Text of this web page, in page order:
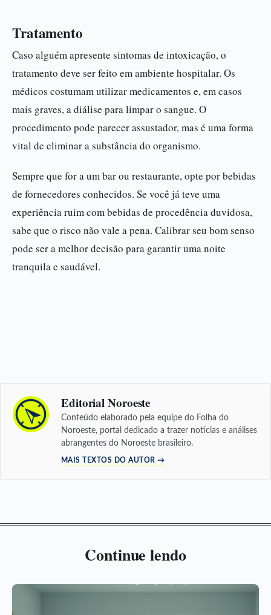
Tratamento
Caso alguém apresente sintomas de intoxicação, o
tratamento deve ser feito em ambiente hospitalar. Os
médicos costumam utilizar medicamentos e, em casos
mais graves, a diálise para limpar o sangue. O
procedimento pode parecer assustador, mas é uma forma
vital de eliminar a substância do organismo.
Sempre que for a um bar ou restaurante, opte por bebidas
de fornecedores conhecidos. Se você já teve uma
experiência ruim com bebidas de procedência duvidosa,
sabe que o risco não vale a pena. Calibrar seu bom senso
pode ser a melhor decisão para garantir uma noite
tranquila e saudável.
Editorial Noroeste
Conteúdo elaborado pela equipe do Folha do
Noroeste, portal dedicado a trazer notícias e análises
abrangentes do Noroeste brasileiro.
MAIS TEXTOS DO AUTOR →
Continue lendo